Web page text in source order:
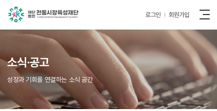
로그인 회원가입
소식·공고
성장과 기회를 연결하는 소식 공간